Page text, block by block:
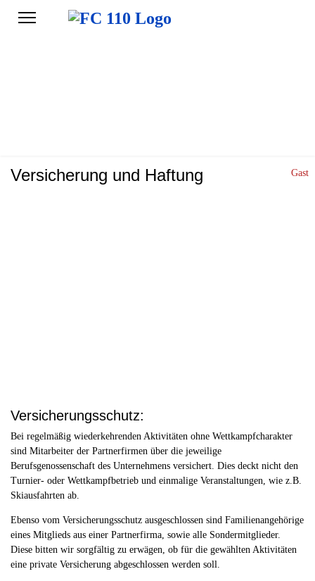
Gast
Versicherung und Haftung
Versicherungsschutz:
Bei regelmäßig wiederkehrenden Aktivitäten ohne Wettkampfcharakter
sind Mitarbeiter der Partnerfirmen über die jeweilige
Berufsgenossenschaft des Unternehmens versichert. Dies deckt nicht den
Turnier- oder Wettkampfbetrieb und einmalige Veranstaltungen, wie z.B.
Skiausfahrten ab.
Ebenso vom Versicherungsschutz ausgeschlossen sind Familienangehörige
eines Mitglieds aus einer Partnerfirma, sowie alle Sondermitglieder.
Diese bitten wir sorgfältig zu erwägen, ob für die gewählten Aktivitäten
eine private Versicherung abgeschlossen werden soll.